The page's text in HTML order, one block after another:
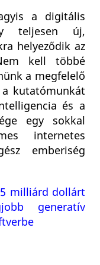
a digitális
teljesen új,
helyeződik az
kell többé
a megfelelő
kutatómunkát
és a
egy sokkal
internetes
emberiség
milliárd dollárt
generatív